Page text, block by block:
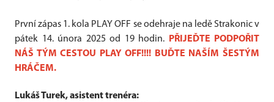
První zápas 1. kola PLAY OFF se odehraje na ledě Strakonic v
pátek 14. února 2025 od 19 hodin.
PŘIJEĎTE PODPOŘIT
NÁŠ TÝM CESTOU PLAY OFF!!!! BUĎTE NAŠÍM ŠESTÝM
HRÁČEM.
Lukáš Turek, asistent trenéra: